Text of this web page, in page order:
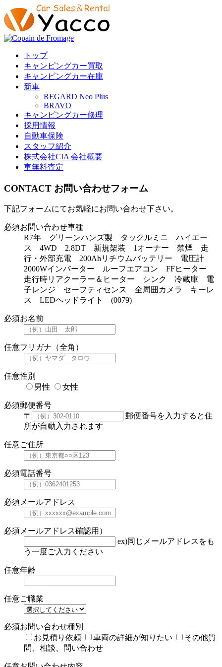
トップ
キャンピングカー買取
キャンピングカー在庫
新車
REGARD Neo Plus
BRAVO
キャンピングカー修理
採用情報
自動車保険
スタッフ紹介
株式会社CIA 会社概要
車無料査定
CONTACT お問い合わせフォーム
下記フォームにてお気軽にお問い合わせ下さい。
必須お問い合わせ車種
R7年 グリーンハンズ製 タックルミニ ハイエー
ス 4WD 2.8DT 新規架装 1オーナー 禁煙 走
行・外部充電 200Ahリチウムバッテリー 電圧計
2000Wインバーター ルーフエアコン FFヒーター
走行時リアクーラー＆ヒーター シンク 冷蔵庫 電
子レンジ セーフティセンス 全周囲カメラ キーレ
ス LEDヘッドライト (0079)
必須お名前
任意フリガナ（全角）
任意性別
男性
女性
必須郵便番号
〒
郵便番号を入力すると住
所が自動入力されます
任意ご住所
必須電話番号
必須メールアドレス
必須メールアドレス確認用）
ex)同じメールアドレスをも
う一度ご入力ください
任意年齢
任意ご職業
必須お問い合わせ種別
お見積り依頼
車両の詳細が知りたい
その他質
問、相談、問い合わせ